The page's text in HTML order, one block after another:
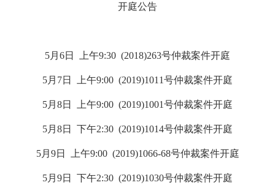
开庭公告
5月6日 上午9:30 (2018)263号仲裁案件开庭
5月7日 上午9:00 (2019)1011号仲裁案件开庭
5月8日 上午9:00 (2019)1001号仲裁案件开庭
5月8日 下午2:30 (2019)1014号仲裁案件开庭
5月9日 上午9:00 (2019)1066-68号仲裁案件开庭
5月9日 下午2:30 (2019)1030号仲裁案件开庭